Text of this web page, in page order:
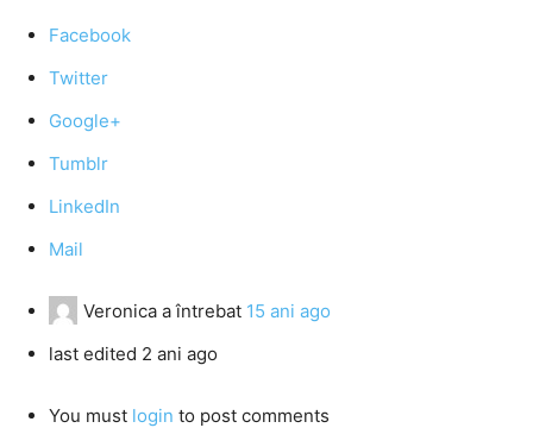
Facebook
Twitter
Google+
Tumblr
LinkedIn
Mail
Veronica a întrebat 15 ani ago
last edited 2 ani ago
You must login to post comments